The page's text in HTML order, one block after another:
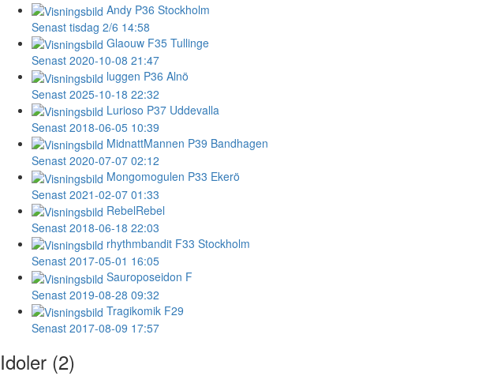
Andy P36 Stockholm
Senast tisdag 2/6 14:58
Glaouw F35 Tullinge
Senast 2020-10-08 21:47
luggen P36 Alnö
Senast 2025-10-18 22:32
Lurioso P37 Uddevalla
Senast 2018-06-05 10:39
MidnattMannen P39 Bandhagen
Senast 2020-07-07 02:12
Mongomogulen P33 Ekerö
Senast 2021-02-07 01:33
RebelRebel
Senast 2018-06-18 22:03
rhythmbandit F33 Stockholm
Senast 2017-05-01 16:05
Sauroposeidon F
Senast 2019-08-28 09:32
Tragikomik F29
Senast 2017-08-09 17:57
Idoler (2)